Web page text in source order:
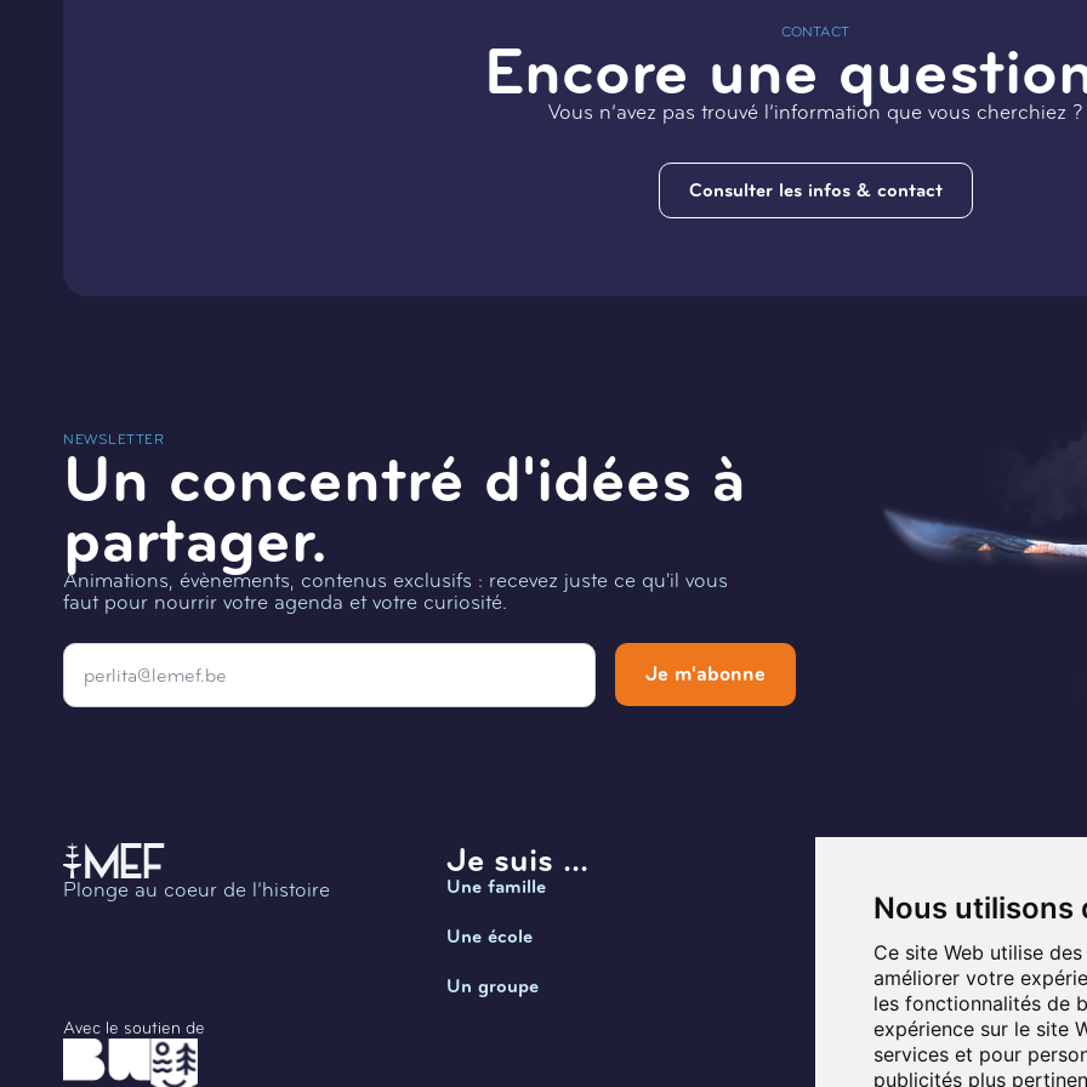
Nous utilisons
Ce site Web utilise
améliorer votre
les fonctionnalités de
expérience sur le site
services et pour
publicités plus
CONTACT
Encore une
Vous n’avez pas trouvé l’information que vous cherchiez ?
Consulter les infos & contact
NEWSLETTER
Un concentré d'idées à
partager.
Animations, évènements, contenus exclusifs : recevez juste ce qu'il vous
faut pour nourrir votre agenda et votre curiosité.
Email
Je m'abonne
Plonge au coeur de l’histoire
Avec le soutien de
Je suis ...
Une famille
Une école
Un groupe Planifier ma visite
Programmation